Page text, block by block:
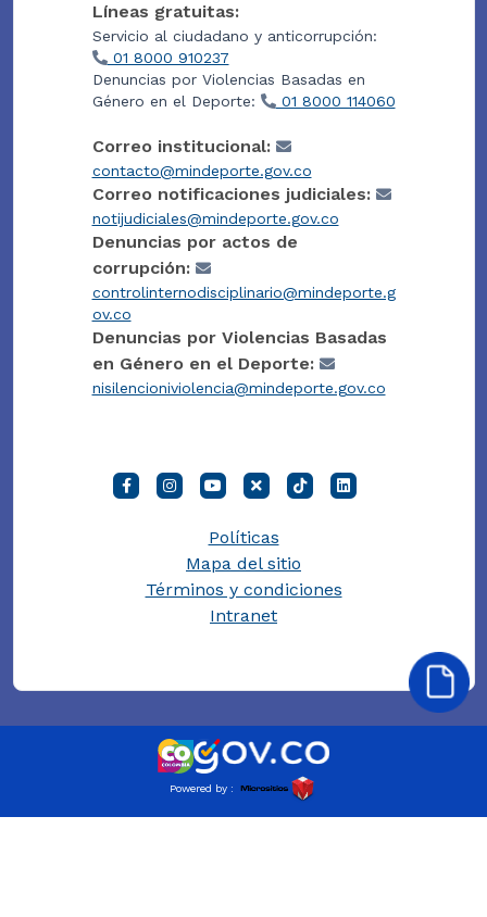
Líneas gratuitas:
Servicio al ciudadano y anticorrupción:
01 8000 910237
Denuncias por Violencias Basadas en
Género en el Deporte:
01 8000 114060
Correo institucional:
contacto@mindeporte.gov.co
Correo notificaciones judiciales:
notijudiciales@mindeporte.gov.co
Denuncias por actos de
corrupción:
controlinternodisciplinario@mindeporte.g
ov.co
Denuncias por Violencias Basadas
en Género en el Deporte:
nisilencioniviolencia@mindeporte.gov.co
Políticas
Mapa del sitio
Términos y condiciones
Intranet
Powered by :